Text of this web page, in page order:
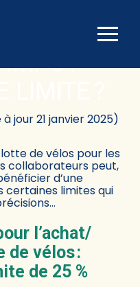
à jour 21 janvier 2025)
de vélos pour les
collaborateurs peut,
d’une
certaines limites qui
l’achat/
de vélos :
de 25 %